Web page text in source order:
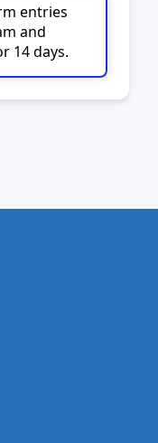
entries
and
14 days.